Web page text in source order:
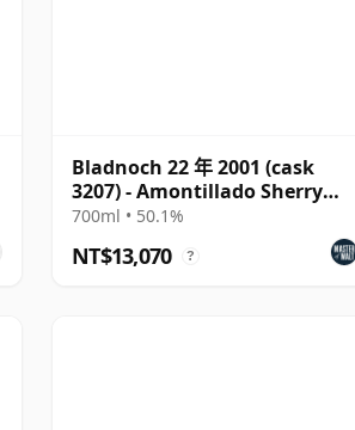
Bladnoch 22 年 2001 (cask
3207) - Amontillado Sherry
Hogshead
700ml • 50.1%
NT$13,070 ?